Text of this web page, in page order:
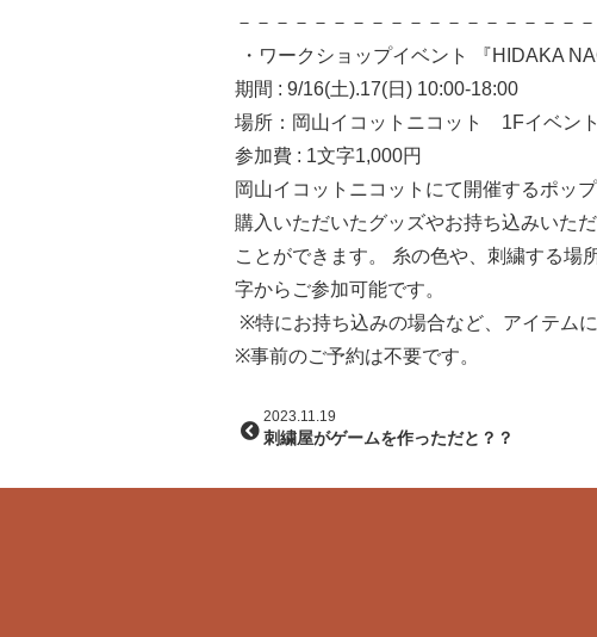
－－－－－－－－－－－－－－－－－－－
・ワークショップイベント 『HIDAKA
期間 : 9/16(土).17(日) 10:00-18:00
場所：岡山イコットニコット 1Fイベン
参加費 : 1文字1,000円
岡山イコットニコットにて開催するポッ
購入いただいたグッズやお持ち込みいた
ことができます。 糸の色や、刺繍する場
字からご参加可能です。
※特にお持ち込みの場合など、アイテム
※事前のご予約は不要です。
2023.11.19
刺繍屋がゲームを作っただと？？